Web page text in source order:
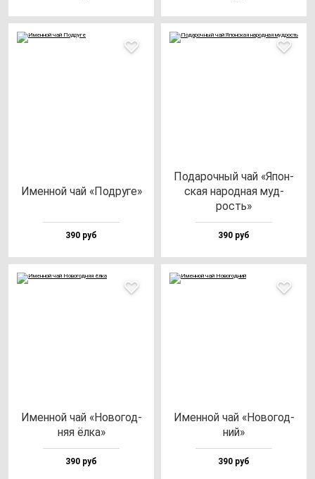
Имен­ной чай «Под­ру­ге»
390 руб
Пода­роч­ный чай «Япон­
ская на­род­ная муд­
рость»
390 руб
Имен­ной чай «Ново­год­
няя ёл­ка»
390 руб
Имен­ной чай «Ново­год­
ний»
390 руб